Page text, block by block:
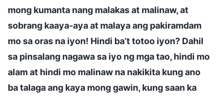
mong kumanta nang malakas at malinaw, at
sobrang kaaya-aya at malaya ang pakiramdam
mo sa oras na iyon! Hindi ba’t totoo iyon? Dahil
sa pinsalang nagawa sa iyo ng mga tao, hindi mo
alam at hindi mo malinaw na nakikita kung ano
ba talaga ang kaya mong gawin, kung saan ka